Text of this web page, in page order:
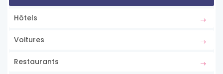
Hôtels
Voitures
Restaurants